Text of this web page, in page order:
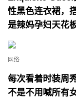
性黑色连衣裙，
是辣妈孕妇天花板
网络
每次看着时装周
不是不用喊所有